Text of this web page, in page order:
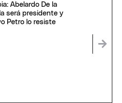
Abelardo De la
será presidente y
Petro lo resiste